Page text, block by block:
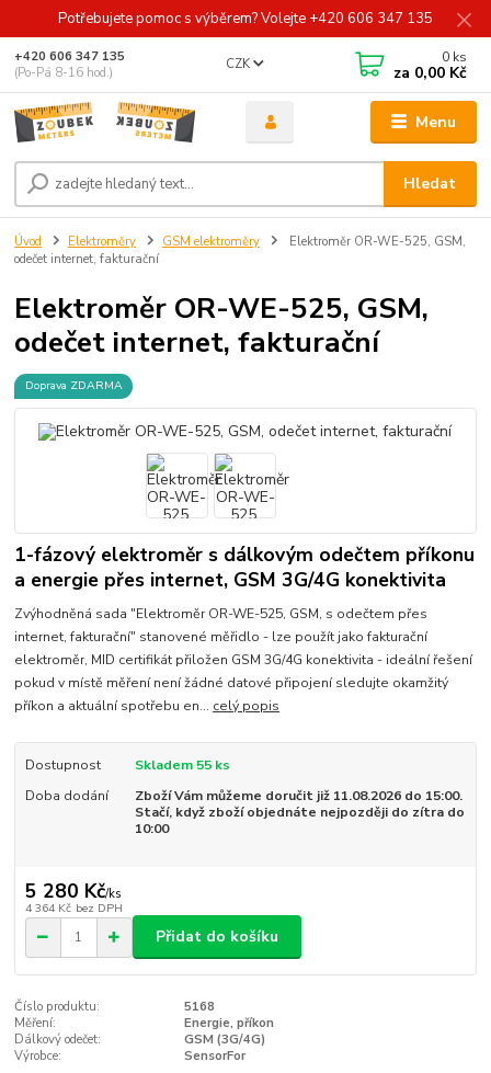
Potřebujete pomoc s výběrem? Volejte +420 606 347 135
Menu
CZK
Hledat
+420 606 347 135
(Po-Pá 8-16 hod.)
0 ks
za 0,00 Kč
Úvod Elektroměry GSM elektroměry
Elektroměr OR-WE-525, GSM,
odečet internet, fakturační
Elektroměr OR-WE-525, GSM,
odečet internet, fakturační
Doprava ZDARMA
1-fázový elektroměr s dálkovým odečtem příkonu
a energie přes internet, GSM 3G/4G konektivita
Zvýhodněná sada "Elektroměr OR-WE-525, GSM, s odečtem přes
internet, fakturační" stanovené měřidlo - lze použít jako fakturační
elektroměr, MID certifikát přiložen GSM 3G/4G konektivita - ideální řešení
pokud v místě měření není žádné datové připojení sledujte okamžitý
příkon a aktuální spotřebu en... celý popis
Dostupnost
Skladem 55 ks
Doba dodání
Zboží Vám můžeme doručit již 11.08.2026 do 15:00.
Stačí, když zboží objednáte nejpozději do zítra do
10:00
5 280 Kč/ks
4 364 Kč bez DPH
Přidat do košíku
Číslo produktu:
5168
Měření:
Energie, příkon
Dálkový odečet:
GSM (3G/4G)
Výrobce:
SensorFor